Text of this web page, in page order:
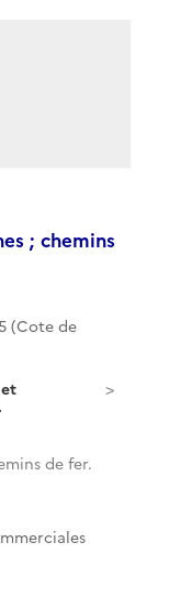
; chemins
(Cote de
de fer.